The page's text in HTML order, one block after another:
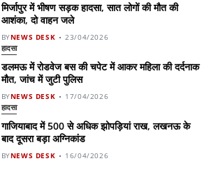
मिर्जापुर में भीषण सड़क हादसा, सात लोगों की मौत की
आशंका, दो वाहन जले
BYNEWS DESK 23/04/2026
हादसा
डलमऊ में रोडवेज बस की चपेट में आकर महिला की दर्दनाक
मौत, जांच में जुटी पुलिस
BYNEWS DESK 17/04/2026
हादसा
गाजियाबाद में 500 से अधिक झोपड़ियां राख, लखनऊ के
बाद दूसरा बड़ा अग्निकांड
BYNEWS DESK 16/04/2026